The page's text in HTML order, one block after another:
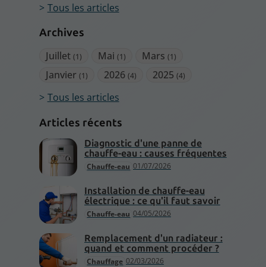
Tous les articles
Archives
Juillet (1) Mai(1) Mars(1)
Janvier (1) 2026(4) 2025(4)
Tous les articles
Articles récents
Chauffe-eau 01/07/2026
Diagnostic d'une panne de
chauffe-eau : causes fréquentes
Chauffe-eau 04/05/2026
Installation de chauffe-eau
électrique : ce qu'il faut savoir
Chauffage 02/03/2026
Remplacement d'un radiateur :
quand et comment procéder ?